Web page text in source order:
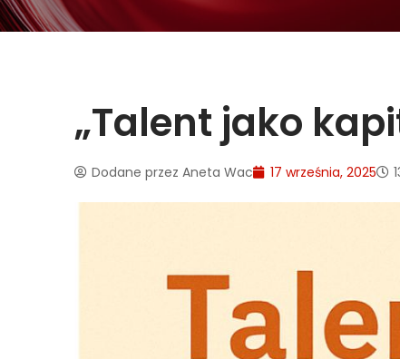
„Talent jako
Dodane przez Aneta Wac 17 września, 2025